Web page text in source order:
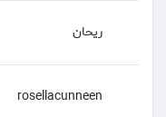
ریحان
rosellacunneen